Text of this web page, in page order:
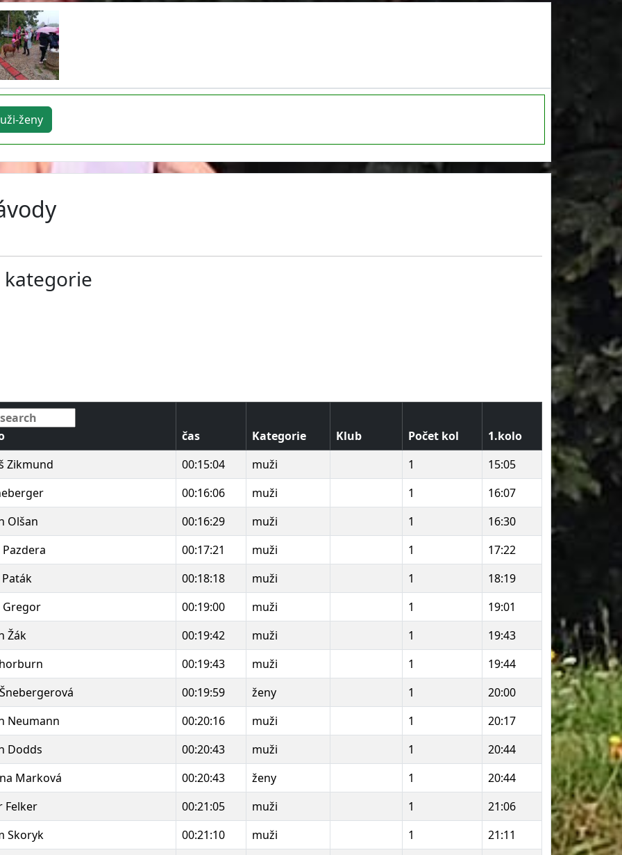
ženy
kategorie
čas Kategorie Klub Počet kol
1.kolo
Zikmund
00:15:04 muži 1
15:05
00:16:06 muži 1
16:07
Olšan
00:16:29 muži 1
16:30
00:17:21 muži 1
17:22
00:18:18 muži 1
18:19
Gregor
00:19:00 muži 1
19:01
Žák
00:19:42 muži 1
19:43
00:19:43 muži 1
19:44
00:19:59 ženy 1
20:00
Neumann
00:20:16 muži 1
20:17
Dodds
00:20:43 muži 1
20:44
Marková
00:20:43 ženy 1
20:44
Felker
00:21:05 muži 1
21:06
Skoryk
00:21:10 muži 1
21:11